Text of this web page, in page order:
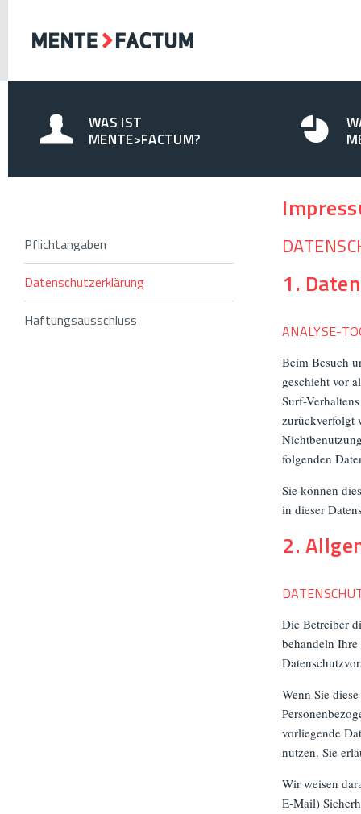
WAS IST
MENTE>FACTUM?
Pflichtangaben
Datenschutzerklärung
Haftungsausschluss
1.
ANALYSE-
Beim Besuch
geschieht vor
Surf-
zurückverfolgt
folgenden
Sie können
in dieser
2.
Die Betreiber
behandeln
Wenn Sie
vorliegende
nutzen. Sie
Wir weisen
E-Mail)